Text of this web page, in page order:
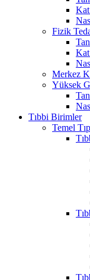
Kat
Fizik
Kat
Merkez
Yüksek
Tıbbi Birimler
Temel